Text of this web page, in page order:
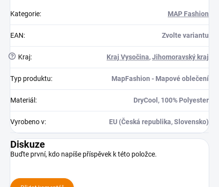
Kategorie: MAP Fashion
EAN: Zvolte variantu
? Kraj: Kraj Vysočina,Jihomoravský kraj
Typ produktu: MapFashion - Mapové oblečení
Materiál : DryCool, 100% Polyester
Vyrobeno v: EU (Česká republika, Slovensko)
Diskuze
Buďte první, kdo napíše příspěvek k této položce.